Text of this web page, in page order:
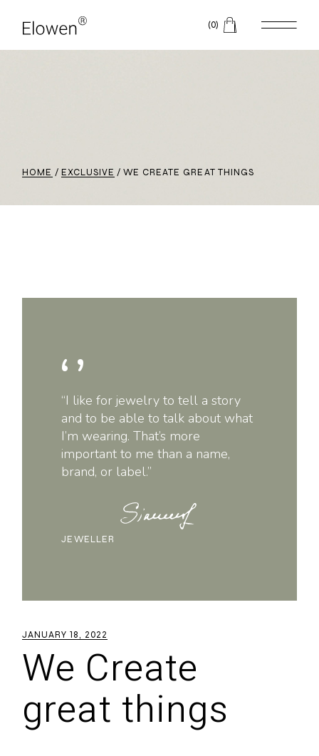
(0)
HOME EXCLUSIVE WE CREATE GREAT THINGS
“I like for jewelry to tell a story
and to be able to talk about what
I’m wearing. That’s more
important to me than a name,
brand, or label.”
JEWELLER
JANUARY 18, 2022
We Create
great things